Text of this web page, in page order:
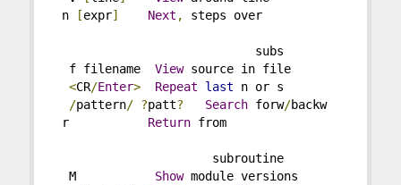
n
[expr] Next , steps over
subs
f filename View source in file
<CR/Enter> Repeat last n or s
/pattern/ ?patt? Search forw/backw
r Return from
subroutine
M Show module versions